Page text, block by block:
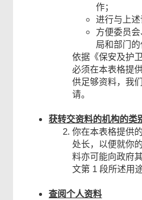
作；
进行与上
方便委员
局和部门的
依据《保安及护
必须在本表格提
供足够资料，我
请。
获转交资料的机构的类
你在本表格提供
处长，以便就你
料亦可能向政府
文第 1 段所述用途
查阅个人资料